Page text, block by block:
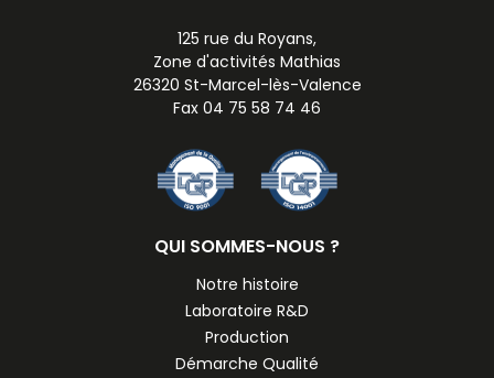
125 rue du Royans,
Zone d'activités Mathias
26320 St-Marcel-lès-Valence
Fax 04 75 58 74 46
QUI SOMMES-NOUS ?
Notre histoire
Laboratoire R&D
Production
Démarche Qualité